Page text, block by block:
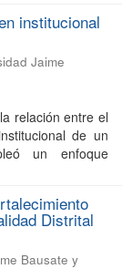
institucional
Jaime
relación entre el
de un
un enfoque
Distrital
Bausate y